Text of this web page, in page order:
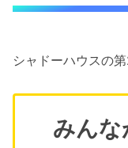
シャドーハウスの
みんな